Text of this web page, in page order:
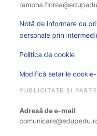
Notă de informare cu
personale prin
Politica de cookie
Modifică setarile
PUBLICITATE ȘI
Adresă de e-mail